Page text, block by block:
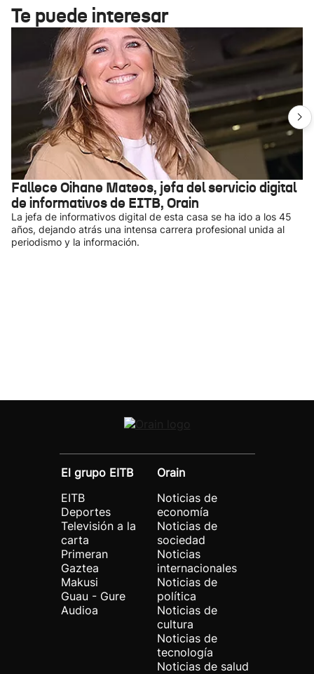
Te puede interesar
Fallece Oihane Mateos, jefa del servicio digital
de informativos de EITB, Orain
La jefa de informativos digital de esta casa se ha ido a los 45
años, dejando atrás una intensa carrera profesional unida al
periodismo y la información.
El grupo EITB
EITB
Deportes
Televisión a la
carta
Primeran
Gaztea
Makusi
Guau - Gure
Audioa
Orain
Noticias de
economía
Noticias de
sociedad
Noticias
internacionales
Noticias de
política
Noticias de
cultura
Noticias de
tecnología
Noticias de salud